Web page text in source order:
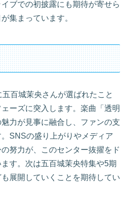
ブでの初披露にも期待が寄せら
集まっています。
百城茉央さんが選ばれたこと
ーズに突入します。楽曲「透明
力が見事に融合し、ファンの支
SNSの盛り上がりやメディア
努力が、このセンター抜擢をド
す。次は五百城茉央特集や5期
展開していくことを期待してい